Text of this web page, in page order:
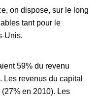
on dispose, sur le long
tant pour le
Unis.
59% du revenu
revenus du capital
en 2010). Les